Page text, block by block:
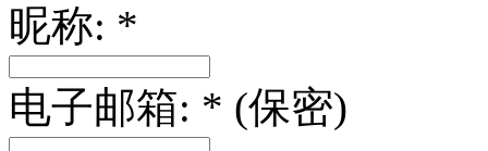
昵称: *
电子邮箱: * (保密)